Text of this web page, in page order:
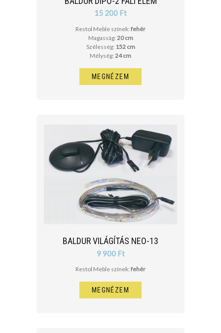
15 200 Ft
Restol Meble színek: fehér
Magasság: 20 cm
Szélesség: 152 cm
Mélység: 24 cm
MEGNÉZEM
BALDUR VILÁGÍTÁS NEO-13
9 900 Ft
Restol Meble színek: fehér
MEGNÉZEM